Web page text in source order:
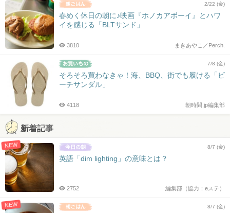
2/22 (金)
春めく休日の朝に♪映画『ホノカアボーイ』とハワ
イを感じる「BLTサンド」
まきあやこ／Perch.
3810
7/8 (金)
そろそろ買わなきゃ！海、BBQ、街でも履ける「ビ
ーチサンダル」
朝時間.jp編集部
4118
新着記事
NEW 8/7 (金)
英語「dim lighting」の意味とは？
編集部（協力：eステ）
2752
NEW 8/7 (金)